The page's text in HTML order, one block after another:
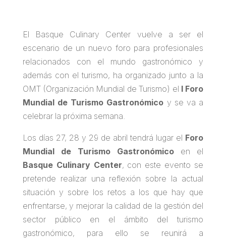
El Basque Culinary Center vuelve a ser el
escenario de un nuevo foro para profesionales
relacionados con el mundo gastronómico y
además con el turismo, ha organizado junto a la
OMT (Organización Mundial de Turismo) el I Foro
Mundial de Turismo Gastronómico y se va a
celebrar la próxima semana.
Los días 27, 28 y 29 de abril tendrá lugar el Foro
Mundial de Turismo Gastronómico en el
Basque Culinary Center, con este evento se
pretende realizar una reflexión sobre la actual
situación y sobre los retos a los que hay que
enfrentarse, y mejorar la calidad de la gestión del
sector público en el ámbito del turismo
gastronómico, para ello se reunirá a